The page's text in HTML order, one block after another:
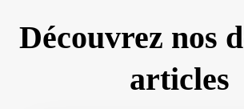
Découvrez nos
articles